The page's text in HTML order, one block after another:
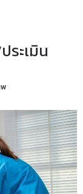
ระเมิน